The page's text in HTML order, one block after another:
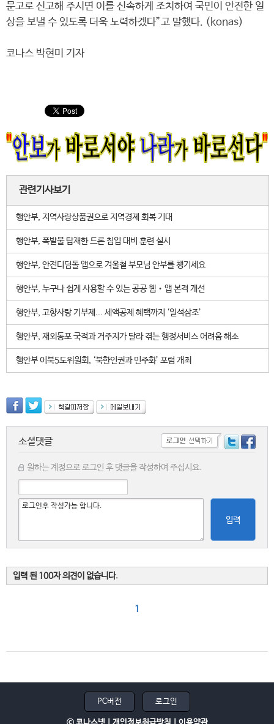
문고로 신고해 주시면 이를 신속하게 조치하여 국민이 안전한 일
상을 보낼 수 있도록 더욱 노력하겠다”고 말했다. (konas)
코나스 박현미 기자
관련기사보기
행안부, 지역사랑상품권으로 지역경제 회복 기대
행안부, 폭발물 탑재한 드론 침입 대비 훈련 실시
행안부, 안전디딤돌 앱으로 겨울철 부모님 안부를 챙기세요
행안부, 누구나 쉽게 사용할 수 있는 공공 웹‧앱 본격 개선
행안부, 고향사랑 기부제... 세액공제 혜택까지 ‘일석삼조’
행안부, 재외동포 국적과 거주지가 달라 겪는 행정서비스 어려움 해소
행안부 이북5도위원회, ‘북한인권과 민주화’ 포럼 개최
소셜댓글
원하는 계정으로 로그인 후 댓글을 작성하여 주십시요.
입력
입력 된 100자 의견이 없습니다.
1
PC버전 로그인